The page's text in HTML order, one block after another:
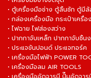
• ตู้เครื่องมือช่าง ตู้ลิ้นชัก ตู้มีล้
• กล่องเครื่องมือ กระเป๋าเครื่อ
• ไฟฉาย ไฟส่องสว่าง
• ปากกาจับเหล็ก ปากกาจับชิ้น
• ประแจขันปอนด์ ประแจทอร์ค
• เครื่องมือไฟฟ้า POWER
• เครื่องมือลม AIR TOOLS